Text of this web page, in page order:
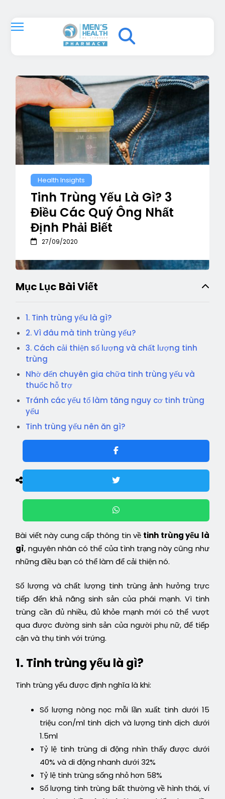
Health Insights
Tinh Trùng Yếu Là Gì? 3
Điều Các Quý Ông Nhất
Định Phải Biết
27/09/2020
Mục Lục Bài Viết
1. Tinh trùng yếu là gì?
2. Vì đâu mà tinh trùng yếu?
3. Cách cải thiện số lượng và chất lượng tinh
trùng
Nhờ đến chuyên gia chữa tinh trùng yếu và
thuốc hỗ trợ
Tránh các yếu tố làm tăng nguy cơ tinh trùng
yếu
Tinh trùng yếu nên ăn gì?
Bài viết này cung cấp thông tin về tinh trùng yếu là
gì, nguyên nhân có thể của tình trạng này cũng như
những điều bạn có thể làm để cải thiện nó.
Số lượng và chất lượng tinh trùng ảnh hưởng trực
tiếp đến khả năng sinh sản của phái mạnh. Vì tinh
trùng cần đủ nhiều, đủ khỏe mạnh mới có thể vượt
qua được đường sinh sản của người phụ nữ, để tiếp
cận và thụ tinh với trứng.
1. Tinh trùng yếu là gì?
Tinh trùng yếu được định nghĩa là khi:
Số lượng nòng nọc mỗi lần xuất tinh dưới 15
triệu con/ml tinh dịch và lượng tinh dịch dưới
1.5ml
Tỷ lệ tinh trùng di động nhìn thấy được dưới
40% và di động nhanh dưới 32%
Tỷ lệ tinh trùng sống nhỏ hơn 58%
Số lượng tinh trùng bất thường về hình thái, ví